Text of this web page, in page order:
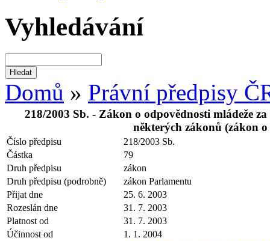
Vyhledávání
Domů » Právní předpisy
218/2003 Sb. - Zákon o odpovědnosti mládeže
některých zákonů (zákon o
Číslo předpisu
218/2003 Sb.
Částka
79
Druh předpisu
zákon
Druh předpisu (podrobně)
zákon Parlamentu
Přijat dne
25. 6. 2003
Rozeslán dne
31. 7. 2003
Platnost od
31. 7. 2003
Účinnost od
1. 1. 2004